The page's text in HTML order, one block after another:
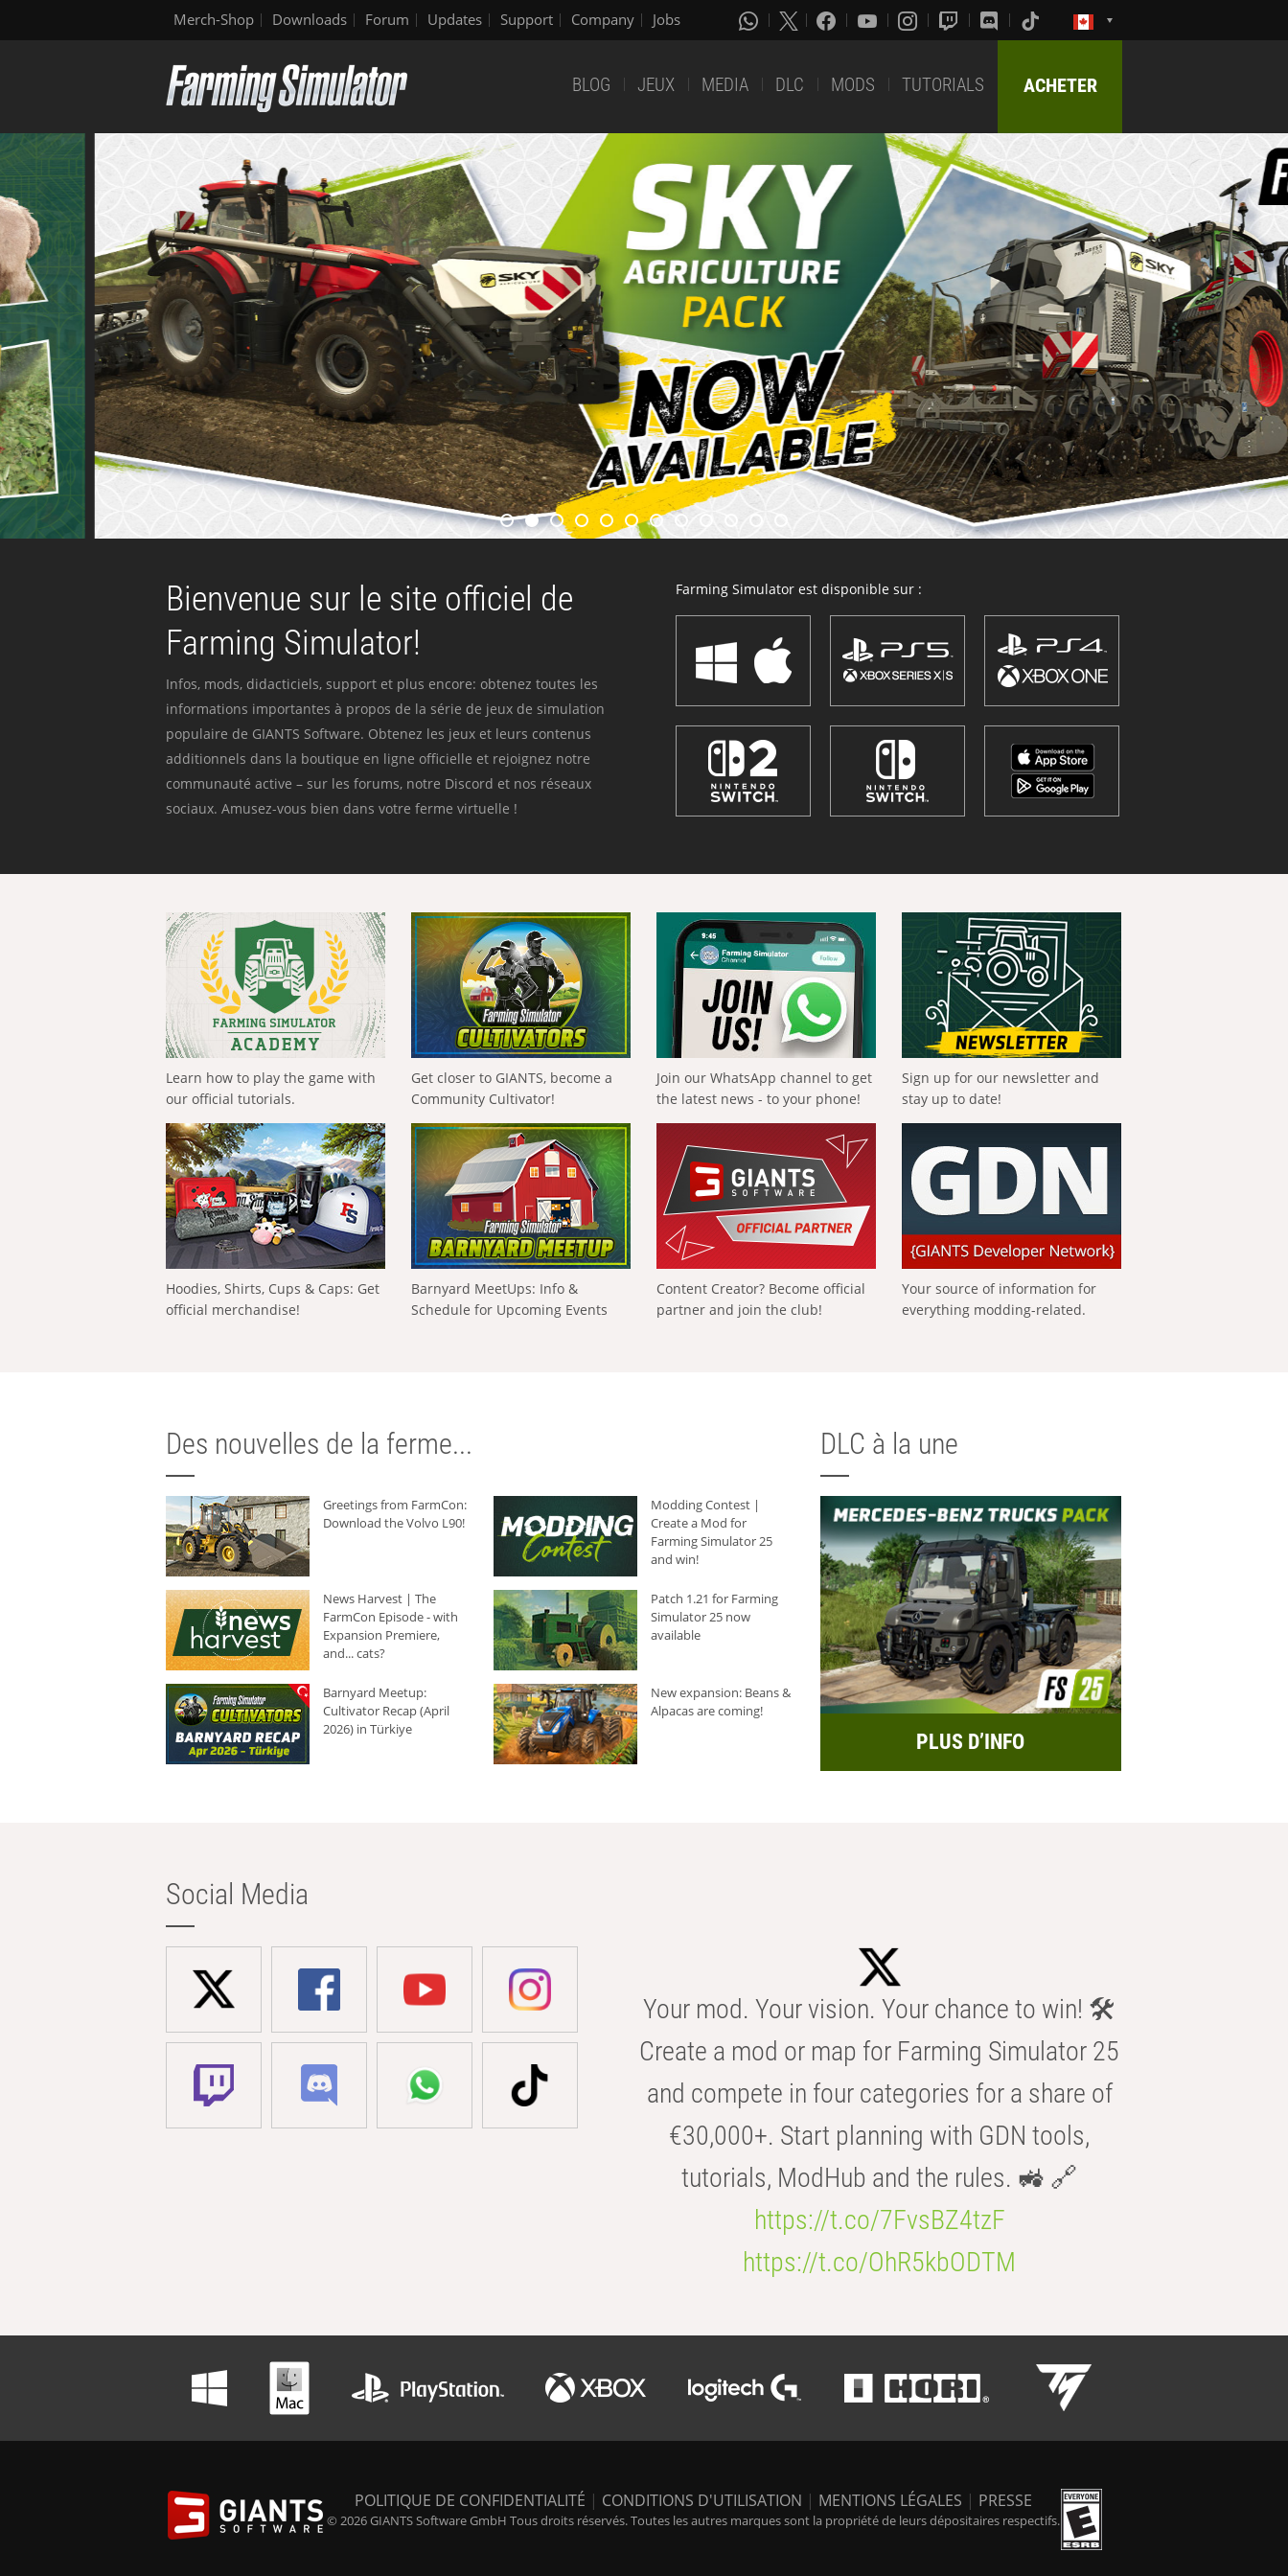
Merch-Shop Downloads Forum Updates Support Company Jobs
BLOG JEUX MEDIA DLC MODS TUTORIALS ACHETER
Bienvenue sur le site officiel de
Farming Simulator!
Infos, mods, didacticiels, support et plus encore: obtenez toutes les
informations importantes à propos de la série de jeux de simulation
populaire de GIANTS Software. Obtenez les jeux et leurs contenus
additionnels dans la boutique en ligne officielle et rejoignez notre
communauté active – sur les forums, notre Discord et nos réseaux
sociaux. Amusez-vous bien dans votre ferme virtuelle !
Farming Simulator est disponible sur :
Learn how to play the game with
our official tutorials.
Get closer to GIANTS, become a
Community Cultivator!
Join our WhatsApp channel to get
the latest news - to your phone!
Sign up for our newsletter and
stay up to date!
Hoodies, Shirts, Cups & Caps: Get
official merchandise!
Barnyard MeetUps: Info &
Schedule for Upcoming Events
Content Creator? Become official
partner and join the club!
Your source of information for
everything modding-related.
Des nouvelles de la ferme...
Greetings from FarmCon:
Download the Volvo L90!
Modding Contest |
Create a Mod for
Farming Simulator 25
and win!
News Harvest | The
FarmCon Episode - with
Expansion Premiere,
and... cats?
Patch 1.21 for Farming
Simulator 25 now
available
Barnyard Meetup:
Cultivator Recap (April
2026) in Türkiye
New expansion: Beans &
Alpacas are coming!
DLC à la une
PLUS D’INFO
Social Media
Your mod. Your vision. Your chance to win! 🛠️
Create a mod or map for Farming Simulator 25
and compete in four categories for a share of
€30,000+. Start planning with GDN tools,
tutorials, ModHub and the rules. 🚜 🔗
https://t.co/7FvsBZ4tzF
https://t.co/OhR5kbODTM
POLITIQUE DE CONFIDENTIALITÉ | CONDITIONS D'UTILISATION | MENTIONS LÉGALES | PRESSE
© 2026 GIANTS Software GmbH Tous droits réservés. Toutes les autres marques sont la propriété de leurs dépositaires respectifs.